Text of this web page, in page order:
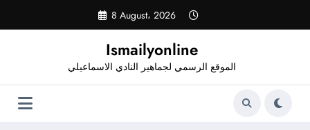
content
8 August، 2026
Ismailyonline
الموقع الرسمي لجماهير النادي الاسماعيلي